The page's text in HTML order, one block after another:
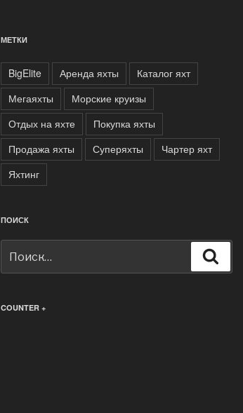
МЕТКИ
BigElite Аренда яхты
Каталог яхт
Мегаяхты
Морские круизы
Отдых на яхте
Покупка яхты
Продажа яхты
Суперяхты
Чартер яхт
Яхтинг
ПОИСК
COUNTER +